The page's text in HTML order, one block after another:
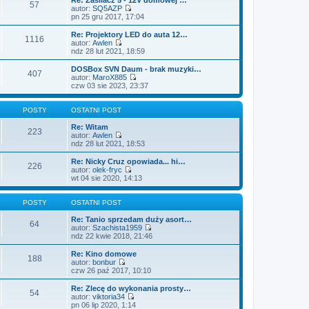
o
t
n
w
s
z
p
o
s
l
n
a
n
w
s
z
y
p
o
s
w
i
e
t
l
n
a
n
o
w
s
p
t
57
autor: SQ5AZP
W
y
ś
w
i
e
l
n
a
j
z
y
p
o
t
pn 25 gru 2017, 17:04
1116
Re: Projektory LED do auta 12…
autor: Awlen
W
y
ś
w
i
e
t
o
s
z
y
p
ndz 28 lut 2021, 18:59
407
DOSBox SVN Daum - brak muzyki…
autor: MaroX885
W
y
ś
i
l
n
a
j
n
o
w
y
p
o
s
czw 03 sie 2023, 23:37
POSTY OSTATNI POST
223
Re: Witam
autor: Awlen
W
y
ś
w
e
t
a
j
n
o
s
z
y
p
o
s
t
ndz 28 lut 2021, 18:53
226
Re: Nicky Cruz opowiada... hi…
autor: olek-fryc
W
y
ś
i
e
t
n
a
n
o
s
z
wt 04 sie 2020, 14:13
POSTY OSTATNI POST
64
Re: Tanio sprzedam duży asort…
autor: Szachista1959
W
y
t
l
ndz 22 kwie 2018, 21:46
188
Re: Kino domowe
autor: bonbur
W
y
ś
w
i
czw 26 paź 2017, 10:10
54
Re: Zlecę do wykonania prosty…
autor: viktoria34
W
pn 06 lip 2020, 1:14